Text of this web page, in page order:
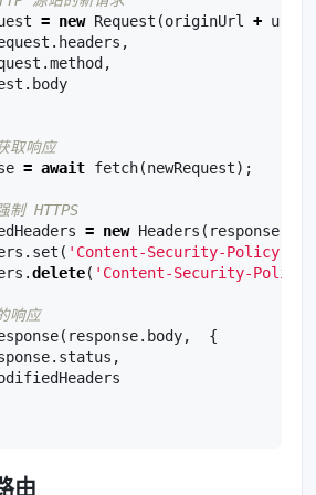
= new Request (originUrl + url
. headers ,
.method ,
. body
= await fetch(newRequest);
= new Headers ( response
. set ( 'Content-Security-Policy'
.delete( 'Content-Security-
( response. body,
{
. status ,
由